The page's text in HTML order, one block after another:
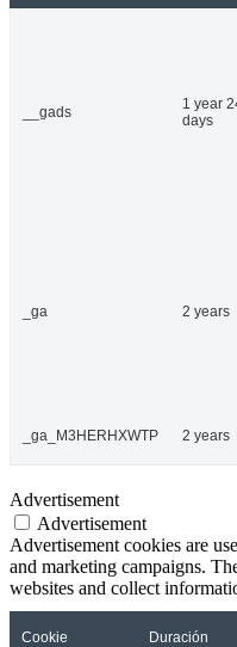
__gads
1 year
days
_ga 2 years
_ga_M3HERHXWTP 2 years
Advertisement
Advertisement
Advertisement cookies are
and marketing campaigns.
websites and collect
Cookie Duración